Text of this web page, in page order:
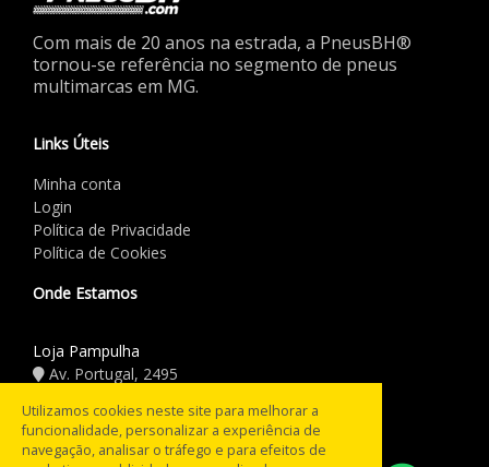
Com mais de 20 anos na estrada, a PneusBH®
tornou-se referência no segmento de pneus
multimarcas em MG.
Links Úteis
Minha conta
Login
Política de Privacidade
Política de Cookies
Onde Estamos
Loja Pampulha
Av. Portugal, 2495
Horário de Funcionamento
Utilizamos cookies neste site para melhorar a
funcionalidade, personalizar a experiência de
navegação, analisar o tráfego e para efeitos de